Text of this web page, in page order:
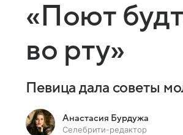
«Поют
во рту»
Певица дала советы
Анастасия Бурдужа
Селебрити-редактор